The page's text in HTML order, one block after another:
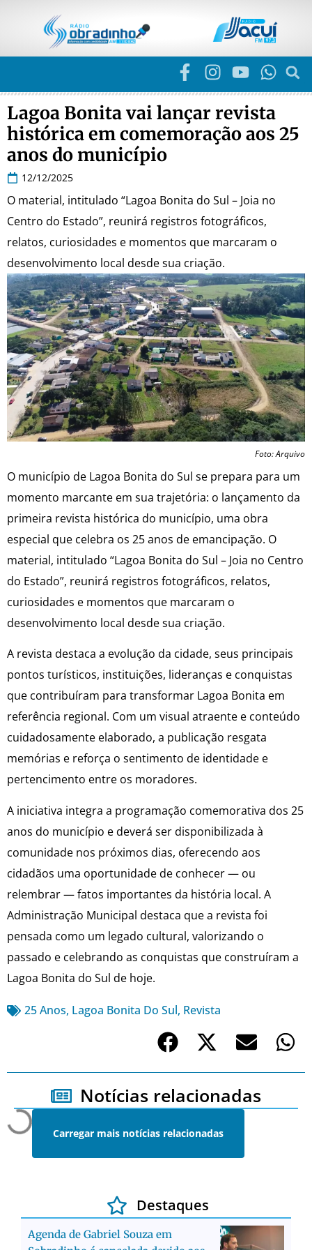
Lagoa Bonita vai lançar revista
histórica em comemoração aos 25
anos do município
12/12/2025
O material, intitulado “Lagoa Bonita do Sul – Joia no
Centro do Estado”, reunirá registros fotográficos,
relatos, curiosidades e momentos que marcaram o
desenvolvimento local desde sua criação.
Foto: Arquivo
O município de Lagoa Bonita do Sul se prepara para um
momento marcante em sua trajetória: o lançamento da
primeira revista histórica do município, uma obra
especial que celebra os 25 anos de emancipação. O
material, intitulado “Lagoa Bonita do Sul – Joia no Centro
do Estado”, reunirá registros fotográficos, relatos,
curiosidades e momentos que marcaram o
desenvolvimento local desde sua criação.
A revista destaca a evolução da cidade, seus principais
pontos turísticos, instituições, lideranças e conquistas
que contribuíram para transformar Lagoa Bonita em
referência regional. Com um visual atraente e conteúdo
cuidadosamente elaborado, a publicação resgata
memórias e reforça o sentimento de identidade e
pertencimento entre os moradores.
A iniciativa integra a programação comemorativa dos 25
anos do município e deverá ser disponibilizada à
comunidade nos próximos dias, oferecendo aos
cidadãos uma oportunidade de conhecer — ou
relembrar — fatos importantes da história local. A
Administração Municipal destaca que a revista foi
pensada como um legado cultural, valorizando o
passado e celebrando as conquistas que construíram a
Lagoa Bonita do Sul de hoje.
25 Anos, Lagoa Bonita Do Sul, Revista
Notícias relacionadas
Carregar mais notícias relacionadas
Destaques
Agenda de Gabriel Souza em